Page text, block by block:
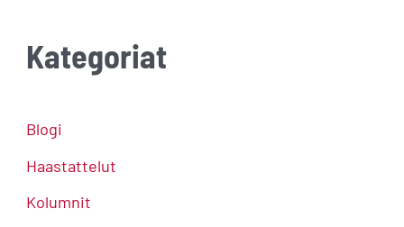
Kategoriat
Blogi
Haastattelut
Kolumnit